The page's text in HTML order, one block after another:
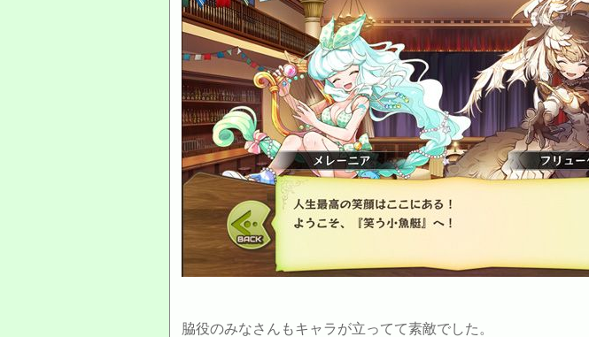
脇役のみなさんもキャラが立ってて素敵でした。